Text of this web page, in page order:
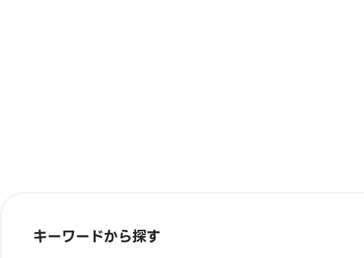
キーワードから探す